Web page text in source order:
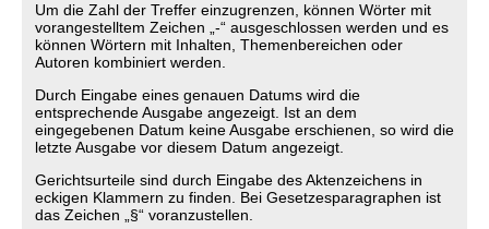
Um die Zahl der Treffer einzugrenzen, können Wörter mit
vorangestelltem Zeichen „-“ ausgeschlossen werden und es
können Wörtern mit Inhalten, Themenbereichen oder
Autoren kombiniert werden.
Durch Eingabe eines genauen Datums wird die
entsprechende Ausgabe angezeigt. Ist an dem
eingegebenen Datum keine Ausgabe erschienen, so wird die
letzte Ausgabe vor diesem Datum angezeigt.
Gerichtsurteile sind durch Eingabe des Aktenzeichens in
eckigen Klammern zu finden. Bei Gesetzesparagraphen ist
das Zeichen „§“ voranzustellen.